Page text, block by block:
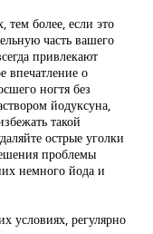
тем более, если это
часть вашего
привлекают
впечатление о
ногтя без
йодуксуна,
такой
острые уголки
проблемы
немного йода и
условиях, регулярно